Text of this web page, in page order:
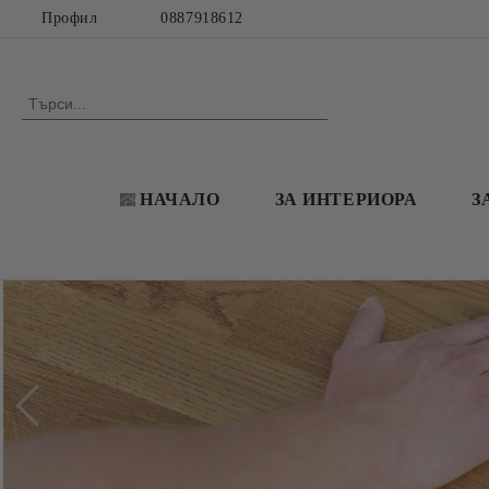
Профил 0887918612
НАЧАЛО ЗА ИНТЕРИОРА